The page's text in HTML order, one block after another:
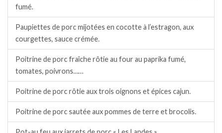
fumé.
Paupiettes de porc mijotées en cocotte à l’estragon, aux
courgettes, sauce crémée.
Poitrine de porc fraîche rôtie au four au paprika fumé,
tomates, poivrons……
Poitrine de porc rôtie aux trois oignons et épices cajun.
Poitrine de porc sautée aux pommes de terre et brocolis.